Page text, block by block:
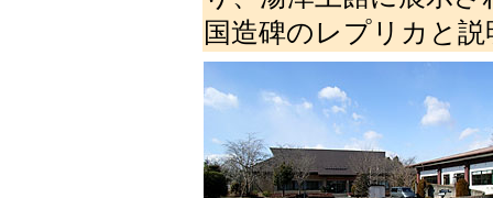
国造碑のレプリカと